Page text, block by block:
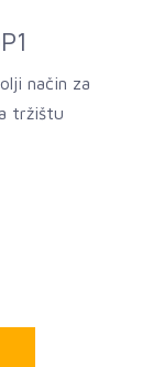
način za
tržištu